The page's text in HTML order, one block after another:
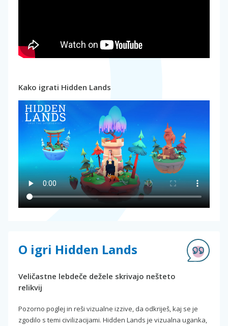
Kako igrati Hidden Lands
O igri Hidden Lands
Veličastne lebdeče dežele skrivajo nešteto
relikvij
Pozorno poglej in reši vizualne izzive, da odkriješ, kaj se je
zgodilo s temi civilizacijami. Hidden Lands je vizualna uganka,